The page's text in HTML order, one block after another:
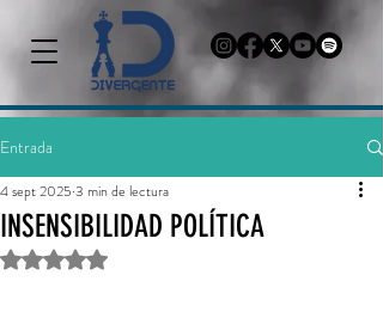
Entrada
INSENSIBILIDAD POLÍTICA
4 sept 2025 3 min de lectura
Obtuvo NaN de 5 estrellas.